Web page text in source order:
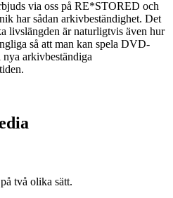
via oss på RE*STORED och
har sådan arkivbeständighet. Det
livslängden är naturligtvis även hur
så att man kan spela DVD-
arkivbeständiga
två olika sätt.